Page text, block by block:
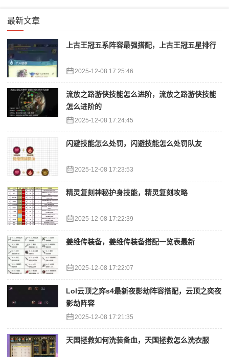
最新文章
上古王冠五系阵容最强搭配，上古王冠五星排行
2025-12-08 17:25:46
流放之路游侠技能怎么进阶，流放之路游侠技能
怎么进阶的
2025-12-08 17:24:45
闪避技能怎么处罚，闪避技能怎么处罚队友
2025-12-08 17:23:53
精灵复刻神秘护身技能，精灵复刻攻略
2025-12-08 17:22:39
姜维传装备，姜维传装备搭配一览表最新
2025-12-08 17:22:07
Lol云顶之弈s4最新夜影劫阵容搭配，云顶之奕夜
影劫阵容
2025-12-08 17:21:35
天国拯救如何洗装备血，天国拯救怎么洗衣服